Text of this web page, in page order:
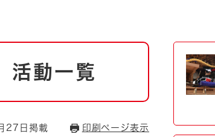
とじる
動一覧
27日掲載 印刷ページ表示